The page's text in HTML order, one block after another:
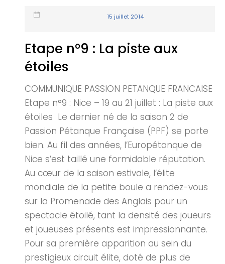
15 juillet 2014
Etape n°9 : La piste aux
étoiles
COMMUNIQUE PASSION PETANQUE FRANCAISE
Etape n°9 : Nice – 19 au 21 juillet : La piste aux
étoiles Le dernier né de la saison 2 de
Passion Pétanque Française (PPF) se porte
bien. Au fil des années, l’Europétanque de
Nice s’est taillé une formidable réputation.
Au cœur de la saison estivale, l’élite
mondiale de la petite boule a rendez-vous
sur la Promenade des Anglais pour un
spectacle étoilé, tant la densité des joueurs
et joueuses présents est impressionnante.
Pour sa première apparition au sein du
prestigieux circuit élite, doté de plus de